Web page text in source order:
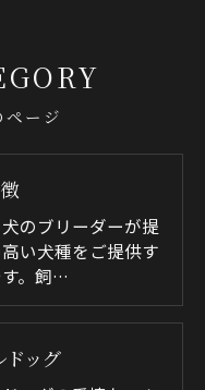
ページ
のブリーダーが提
い犬種をご提供す
。飼…
ドッグ